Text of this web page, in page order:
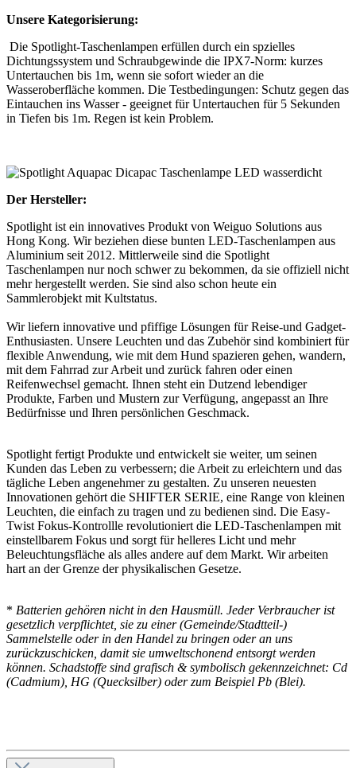
Unsere Kategorisierung:
Die Spotlight-Taschenlampen erfüllen durch ein spzielles
Dichtungssystem und Schraubgewinde die IPX7-Norm: kurzes
Untertauchen bis 1m, wenn sie sofort wieder an die
Wasseroberfläche kommen. Die Testbedingungen: Schutz gegen das
Eintauchen ins Wasser - geeignet für Untertauchen für 5 Sekunden
in Tiefen bis 1m. Regen ist kein Problem.
Der Hersteller:
Spotlight ist ein innovatives Produkt von Weiguo Solutions aus
Hong Kong. Wir beziehen diese bunten LED-Taschenlampen aus
Aluminium seit 2012. Mittlerweile sind die Spotlight
Taschenlampen nur noch schwer zu bekommen, da sie offiziell nicht
mehr hergestellt werden. Sie sind also schon heute ein
Sammlerobjekt mit Kultstatus.
Wir liefern innovative und pfiffige Lösungen für Reise-und Gadget-
Enthusiasten. Unsere Leuchten und das Zubehör sind kombiniert für
flexible Anwendung, wie mit dem Hund spazieren gehen, wandern,
mit dem Fahrrad zur Arbeit und zurück fahren oder einen
Reifenwechsel gemacht. Ihnen steht ein Dutzend lebendiger
Produkte, Farben und Mustern zur Verfügung, angepasst an Ihre
Bedürfnisse und Ihren persönlichen Geschmack.
Spotlight fertigt Produkte und entwickelt sie weiter, um seinen
Kunden das Leben zu verbessern; die Arbeit zu erleichtern und das
tägliche Leben angenehmer zu gestalten. Zu unseren neuesten
Innovationen gehört die SHIFTER SERIE, eine Range von kleinen
Leuchten, die einfach zu tragen und zu bedienen sind. Die Easy-
Twist Fokus-Kontrollle revolutioniert die LED-Taschenlampen mit
einstellbarem Fokus und sorgt für helleres Licht und mehr
Beleuchtungsfläche als alles andere auf dem Markt. Wir arbeiten
hart an der Grenze der physikalischen Gesetze.
* Batterien gehören nicht in den Hausmüll. Jeder Verbraucher ist
gesetzlich verpflichtet, sie zu einer (Gemeinde/Stadtteil-)
Sammelstelle oder in den Handel zu bringen oder an uns
zurückzuschicken, damit sie umweltschonend entsorgt werden
können. Schadstoffe sind grafisch & symbolisch gekennzeichnet: Cd
(Cadmium), HG (Quecksilber) oder zum Beispiel Pb (Blei).